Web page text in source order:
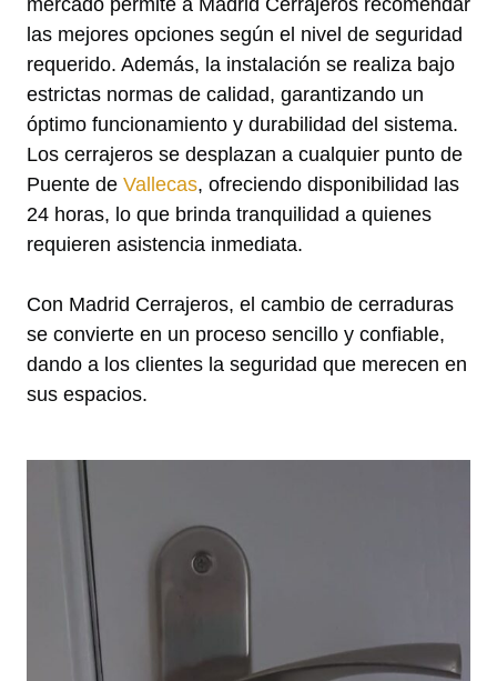
mercado permite a Madrid Cerrajeros recomendar
las mejores opciones según el nivel de seguridad
requerido. Además, la instalación se realiza bajo
estrictas normas de calidad, garantizando un
óptimo funcionamiento y durabilidad del sistema.
Los cerrajeros se desplazan a cualquier punto de
Puente de Vallecas, ofreciendo disponibilidad las
24 horas, lo que brinda tranquilidad a quienes
requieren asistencia inmediata.
Con Madrid Cerrajeros, el cambio de cerraduras
se convierte en un proceso sencillo y confiable,
dando a los clientes la seguridad que merecen en
sus espacios.